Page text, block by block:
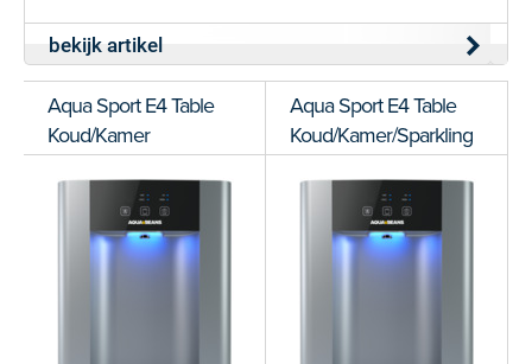
bekijk artikel
Aqua Sport E4 Table
Koud/Kamer
Aqua Sport E4 Table
Koud/Kamer/Sparkling